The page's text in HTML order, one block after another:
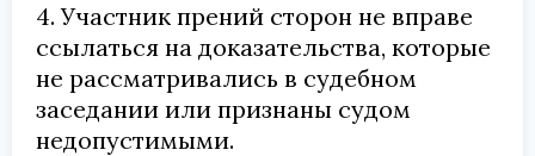
4. Участник прений сторон не вправе
ссылаться на доказательства, которые
не рассматривались в судебном
заседании или признаны судом
недопустимыми.